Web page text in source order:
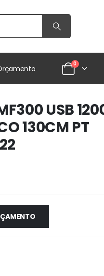
0
USB
130CM PT